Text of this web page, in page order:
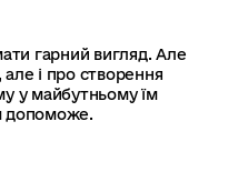
гарний вигляд. Але
і про створення
у майбутньому їм
допоможе.